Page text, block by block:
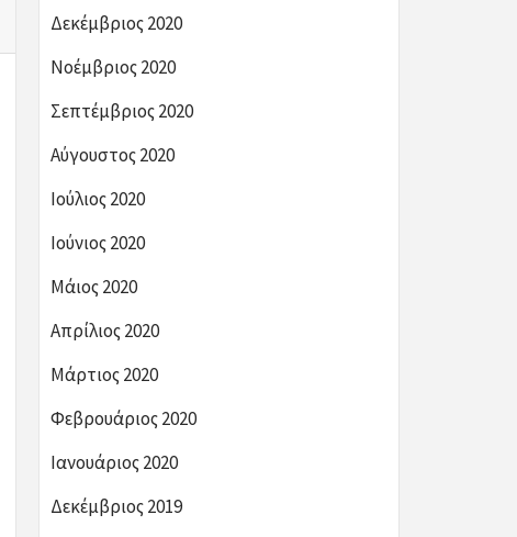
Δεκέμβριος 2020
Νοέμβριος 2020
Σεπτέμβριος 2020
Αύγουστος 2020
Ιούλιος 2020
Ιούνιος 2020
Μάιος 2020
Απρίλιος 2020
Μάρτιος 2020
Φεβρουάριος 2020
Ιανουάριος 2020
Δεκέμβριος 2019